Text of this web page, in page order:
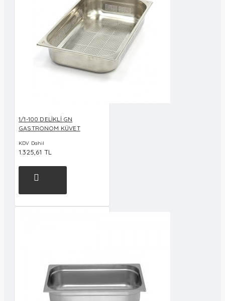
1/1-100 DELİKLİ GN
GASTRONOM KÜVET
KDV Dahil
1.325,61 TL